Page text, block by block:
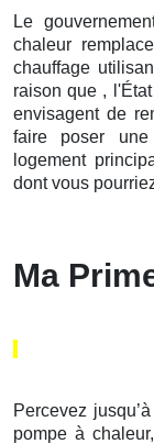
Le
chaleur
chauffage
raison que ,
envisagent de
faire poser
logement
dont vous
Ma
Percevez
pompe à